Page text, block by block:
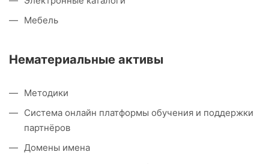
Мебель
Нематериальные активы
Методики
Система онлайн платформы обучения и поддержки
партнёров
Домены имена